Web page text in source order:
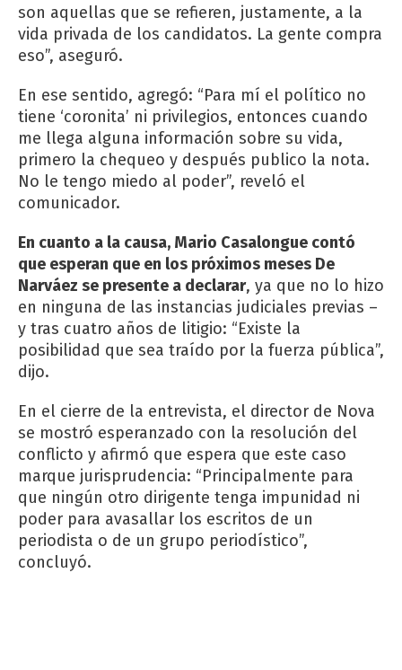
son aquellas que se refieren, justamente, a la
vida privada de los candidatos. La gente compra
eso”, aseguró.
En ese sentido, agregó: “Para mí el político no
tiene ‘coronita’ ni privilegios, entonces cuando
me llega alguna información sobre su vida,
primero la chequeo y después publico la nota.
No le tengo miedo al poder”, reveló el
comunicador.
En cuanto a la causa, Mario Casalongue contó
que esperan que en los próximos meses De
Narváez se presente a declarar, ya que no lo hizo
en ninguna de las instancias judiciales previas –
y tras cuatro años de litigio: “Existe la
posibilidad que sea traído por la fuerza pública”,
dijo.
En el cierre de la entrevista, el director de Nova
se mostró esperanzado con la resolución del
conflicto y afirmó que espera que este caso
marque jurisprudencia: “Principalmente para
que ningún otro dirigente tenga impunidad ni
poder para avasallar los escritos de un
periodista o de un grupo periodístico”,
concluyó.